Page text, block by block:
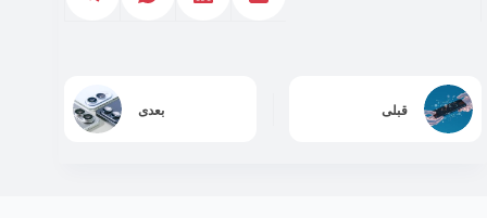
قبلی بعدی